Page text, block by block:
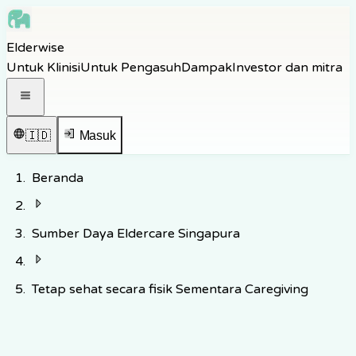
Skip to navigation
Skip to footer
Elderwise
Untuk KlinisiUntuk PengasuhDampakInvestor dan mitra
🇮🇩 Masuk
Beranda
Sumber Daya Eldercare Singapura
Tetap sehat secara fisik Sementara Caregiving